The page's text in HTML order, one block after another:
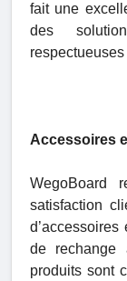
fait une
des
respectueuses
Accessoires
WegoBoard
satisfaction
de rechange
produits sont